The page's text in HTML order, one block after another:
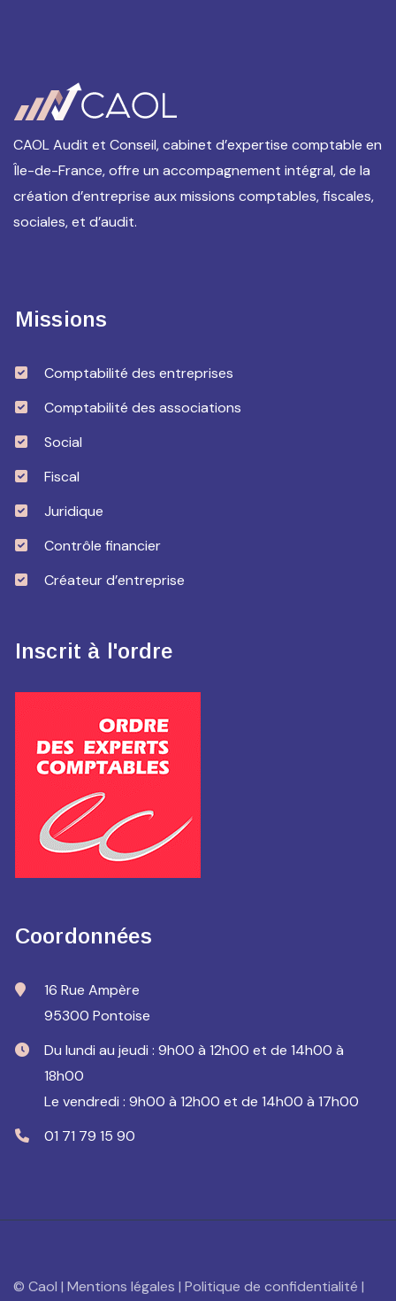
CAOL Audit et Conseil, cabinet d’expertise comptable en
Île-de-France, offre un accompagnement intégral, de la
création d’entreprise aux missions comptables, fiscales,
sociales, et d’audit.
Missions
Comptabilité des entreprises
Comptabilité des associations
Social
Fiscal
Juridique
Contrôle financier
Créateur d’entreprise
Inscrit à l'ordre
Coordonnées
16 Rue Ampère
95300 Pontoise
Du lundi au jeudi : 9h00 à 12h00 et de 14h00 à
18h00
Le vendredi : 9h00 à 12h00 et de 14h00 à 17h00
01 71 79 15 90
© Caol | Mentions légales | Politique de confidentialité |